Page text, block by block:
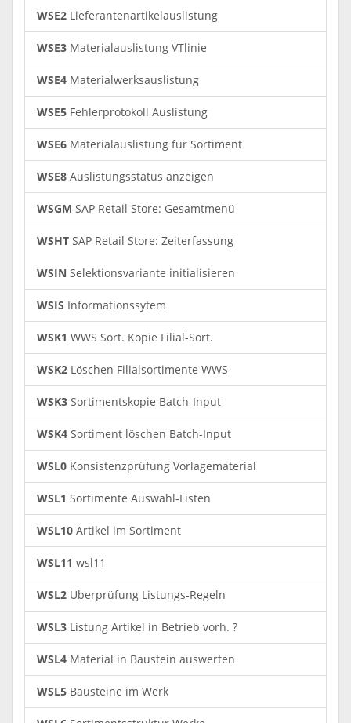
WSE2 Lieferantenartikelauslistung
WSE3 Materialauslistung VTlinie
WSE4 Materialwerksauslistung
WSE5 Fehlerprotokoll Auslistung
WSE6 Materialauslistung für Sortiment
WSE8 Auslistungsstatus anzeigen
WSGM SAP Retail Store: Gesamtmenü
WSHT SAP Retail Store: Zeiterfassung
WSIN Selektionsvariante initialisieren
WSIS Informationssytem
WSK1 WWS Sort. Kopie Filial-Sort.
WSK2 Löschen Filialsortimente WWS
WSK3 Sortimentskopie Batch-Input
WSK4 Sortiment löschen Batch-Input
WSL0 Konsistenzprüfung Vorlagematerial
WSL1 Sortimente Auswahl-Listen
WSL10 Artikel im Sortiment
WSL11 wsl11
WSL2 Überprüfung Listungs-Regeln
WSL3 Listung Artikel in Betrieb vorh. ?
WSL4 Material in Baustein auswerten
WSL5 Bausteine im Werk